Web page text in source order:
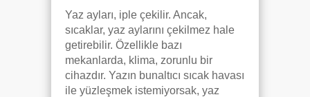
Yaz ayları, iple çekilir. Ancak,
sıcaklar, yaz aylarını çekilmez hale
getirebilir. Özellikle bazı
mekanlarda, klima, zorunlu bir
cihazdır. Yazın bunaltıcı sıcak havası
ile yüzleşmek istemiyorsak, yaz